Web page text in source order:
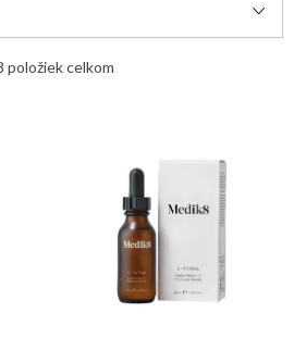
položiek celkom